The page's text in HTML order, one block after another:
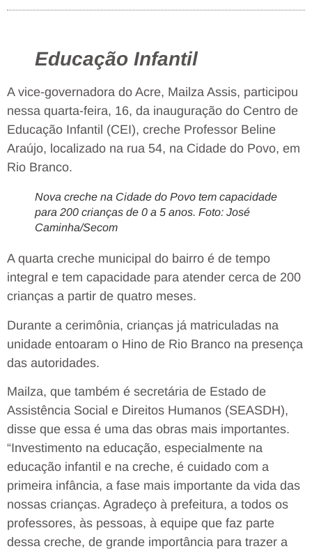
Educação Infantil
A vice-governadora do Acre, Mailza Assis, participou
nessa quarta-feira, 16, da inauguração do Centro de
Educação Infantil (CEI), creche Professor Beline
Araújo, localizado na rua 54, na Cidade do Povo, em
Rio Branco.
Nova creche na Cidade do Povo tem capacidade
para 200 crianças de 0 a 5 anos. Foto: José
Caminha/Secom
A quarta creche municipal do bairro é de tempo
integral e tem capacidade para atender cerca de 200
crianças a partir de quatro meses.
Durante a cerimônia, crianças já matriculadas na
unidade entoaram o Hino de Rio Branco na presença
das autoridades.
Mailza, que também é secretária de Estado de
Assistência Social e Direitos Humanos (SEASDH),
disse que essa é uma das obras mais importantes.
“Investimento na educação, especialmente na
educação infantil e na creche, é cuidado com a
primeira infância, a fase mais importante da vida das
nossas crianças. Agradeço à prefeitura, a todos os
professores, às pessoas, à equipe que faz parte
dessa creche, de grande importância para trazer a